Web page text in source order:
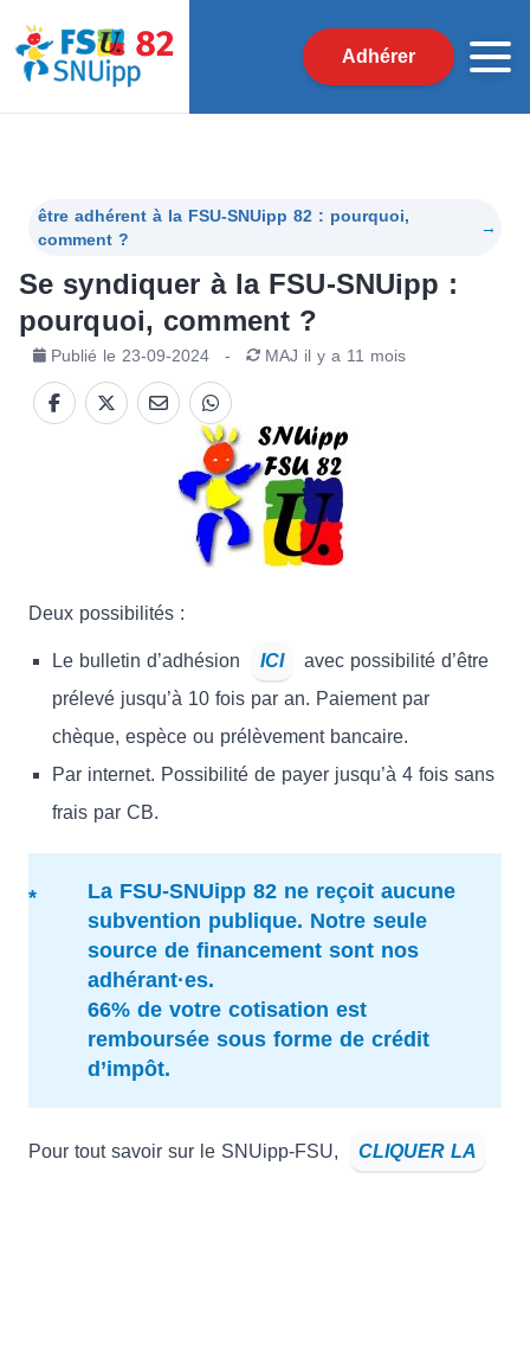
Adhérer
être adhérent à la FSU-SNUipp 82 : pourquoi,
comment ?
→
Se syndiquer à la FSU-SNUipp :
pourquoi, comment ?
Publié le 23-09-2024 - MAJ il y a 11 mois
Deux possibilités :
Le bulletin d’adhésion ICI
avec possibilité d’être
prélevé jusqu’à 10 fois par an. Paiement par
chèque, espèce ou prélèvement bancaire.
Par internet. Possibilité de payer jusqu’à 4 fois sans
frais par CB.
La FSU-SNUipp 82 ne reçoit aucune
subvention publique. Notre seule
source de financement sont nos
adhérant·es.
66% de votre cotisation est
remboursée sous forme de crédit
d’impôt.
Pour tout savoir sur le SNUipp-FSU, CLIQUER LA